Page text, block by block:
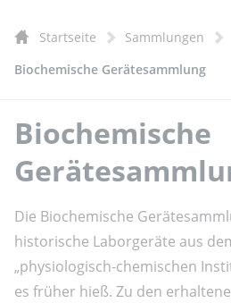
Startseite
Sammlungen
Biochemische Gerätesammlung
Biochemische
Die Biochemische
historische Laborgeräte aus
„physiologisch-chemischen
es früher hieß. Zu den